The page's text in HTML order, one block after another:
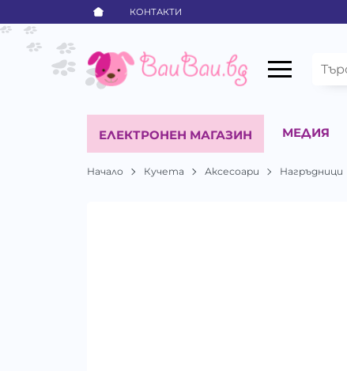
КОНТАКТИ
ЕЛЕКТРОНЕН МАГАЗИН МЕДИЯ
Начало Кучета Аксесоари Нагръдници